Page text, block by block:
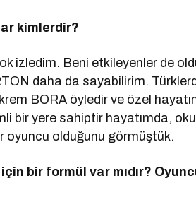
kimlerdir?
izledim. Beni etkileyenler de
daha da sayabilirim.
BORA öyledir ve özel
bir yere sahiptir hayatımda,
oyuncu olduğunu görmüştük.
bir formül var mıdır?